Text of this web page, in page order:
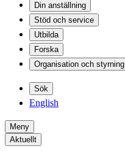
Din anställning
Stöd och service
Utbilda
Forska
Organisation och styrning
Sök
English
Meny
Aktuellt